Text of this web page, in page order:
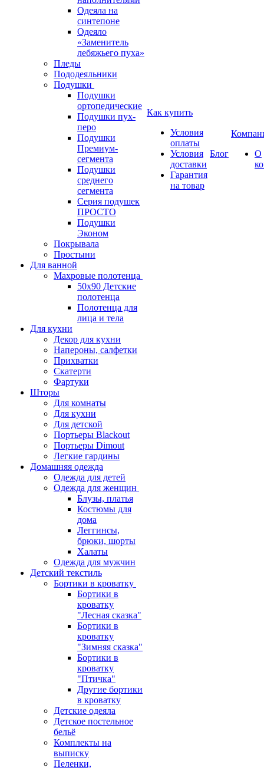
Одеяла на
синтепоне
Одеяло
«Заменитель
лебяжьего пуха»
Пледы
Пододеяльники
Подушки
Подушки
ортопедические
Подушки пух-
перо
Подушки
Премиум-
сегмента
Подушки
среднего
сегмента
Серия подушек
ПРОСТО
Подушки
Эконом
Покрывала
Простыни
Для ванной
Махровые полотенца
50х90 Детские
полотенца
Полотенца для
лица и тела
Для кухни
Декор для кухни
Напероны, салфетки
Прихватки
Скатерти
Фартуки
Шторы
Для комнаты
Для кухни
Для детской
Портьеры Blackout
Портьеры Dimout
Легкие гардины
Домашняя одежда
Одежда для детей
Одежда для женщин
Блузы, платья
Костюмы для
дома
Леггинсы,
брюки, шорты
Халаты
Одежда для мужчин
Детский текстиль
Бортики в кроватку
Бортики в
кроватку
"Лесная сказка"
Бортики в
кроватку
"Зимняя сказка"
Бортики в
кроватку
"Птичка"
Другие бортики
в кроватку
Детские одеяла
Детское постельное
бельё
Комплекты на
выписку
Пеленки,
Как купить
Условия
оплаты
Условия
доставки
Гарантия
на товар
Блог
О